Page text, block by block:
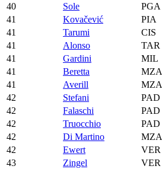
40
Sole PGA
41
Kovačević PIA
41
Tarumi CIS
41
Alonso TAR
41
Gardini MIL
41
Beretta MZA
41
Averill MZA
42
Stefani PAD
42
Falaschi PAD
42
Truocchio PAD
42
Di Martino MZA
42
Ewert VER
43
Zingel VER